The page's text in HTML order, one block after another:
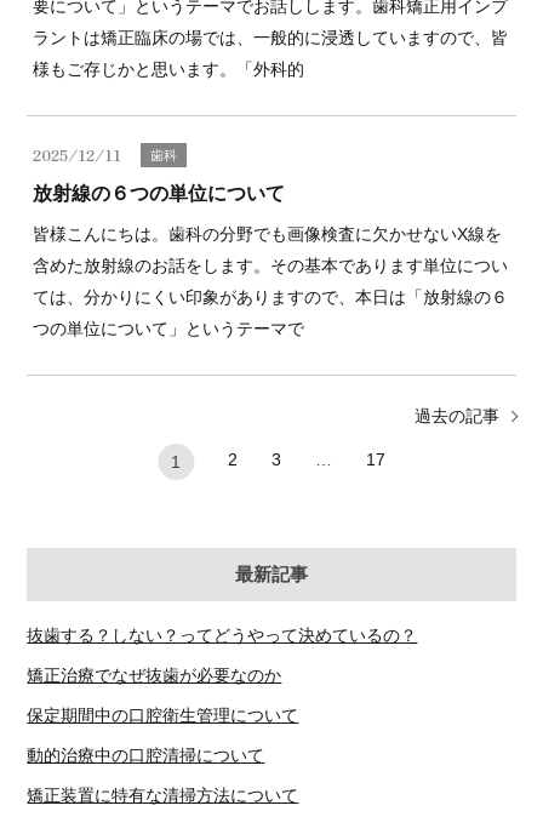
要について」というテーマでお話しします。歯科矯正用インプ
ラントは矯正臨床の場では、一般的に浸透していますので、皆
様もご存じかと思います。「外科的
2025/12/11 歯科
放射線の６つの単位について
皆様こんにちは。歯科の分野でも画像検査に欠かせないX線を
含めた放射線のお話をします。その基本であります単位につい
ては、分かりにくい印象がありますので、本日は「放射線の６
つの単位について」というテーマで
1 2 3 17
過去の記事
最新記事
抜歯する？しない？ってどうやって決めているの？
矯正治療でなぜ抜歯が必要なのか
保定期間中の口腔衛生管理について
動的治療中の口腔清掃について
矯正装置に特有な清掃方法について